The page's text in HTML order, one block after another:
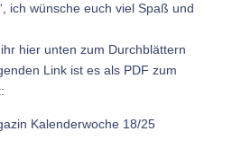
ich wünsche euch viel Spaß und
hier unten zum Durchblättern
Link ist es als PDF zum
Kalenderwoche 18/25